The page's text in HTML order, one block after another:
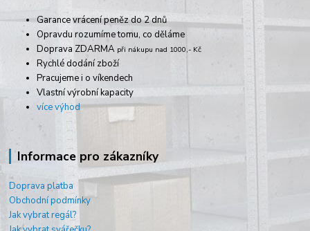
Garance vrácení peněz do 2 dnů
Opravdu rozumíme tomu, co děláme
Doprava ZDARMA při nákupu nad 1000,- Kč
Rychlé dodání zboží
Pracujeme i o víkendech
Vlastní výrobní kapacity
více výhod
Informace pro zákazníky
Doprava platba
Obchodní podmínky
Jak vybrat regál?